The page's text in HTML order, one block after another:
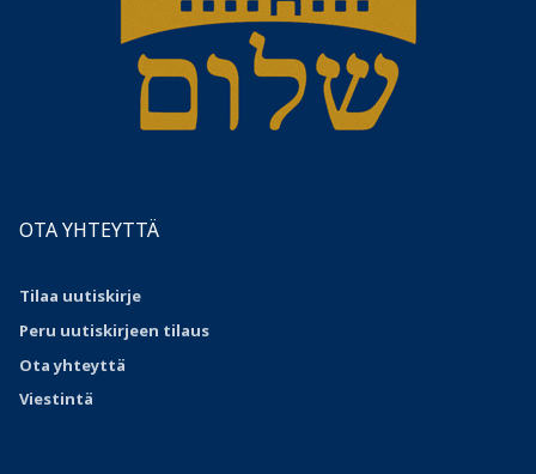
OTA YHTEYTTÄ
Tilaa uutiskirje
Peru uutiskirjeen tilaus
Otayhteyttä
Viestintä